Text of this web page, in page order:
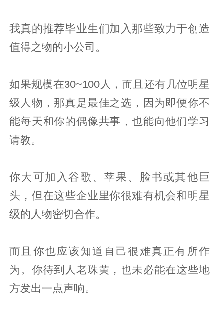
我真的推荐毕业生们加入那些致力于创造
值得之物的小公司。
如果规模在30~100人，而且还有几位明星
级人物，那真是最佳之选，因为即便你不
能每天和你的偶像共事，也能向他们学习
请教。
你大可加入谷歌、苹果、脸书或其他巨
头，但在这些企业里你很难有机会和明星
级的人物密切合作。
而且你也应该知道自己很难真正有所作
为。你待到人老珠黄，也未必能在这些地
方发出一点声响。